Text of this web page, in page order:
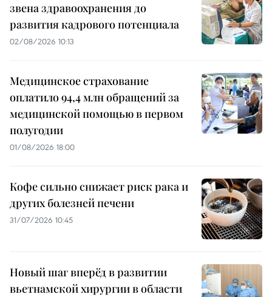
звена здравоохранения до
развития кадрового потенциала
02/08/2026 10:13
Медицинское страхование
оплатило 94,4 млн обращений за
медицинской помощью в первом
полугодии
01/08/2026 18:00
Кофе сильно снижает риск рака и
других болезней печени
31/07/2026 10:45
Новый шаг вперёд в развитии
вьетнамской хирургии в области